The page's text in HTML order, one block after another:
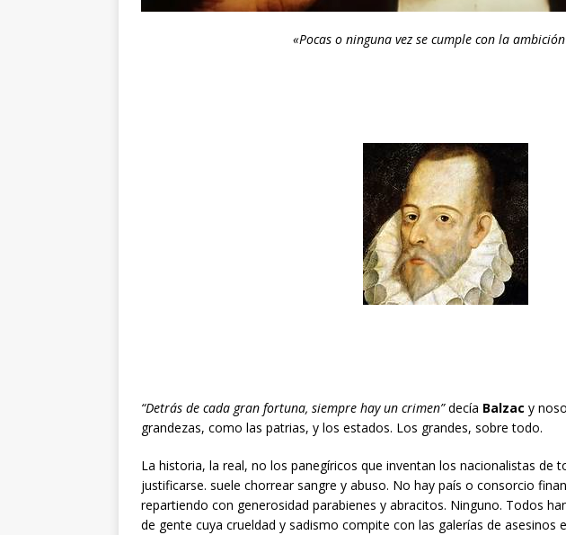
«Pocas o ninguna vez se cumple con la
“Detrás de cada gran fortuna, siempre hay un crimen”decía Balzac y
grandezas, como las patrias, y los estados. Los grandes, sobre todo.
La historia, la real, no los panegíricos que inventan los nacionalistas de
justificarse. suele chorrear sangre y abuso. No hay país o consorcio
repartiendo con generosidad parabienes y abracitos. Ninguno. Todos
de gente cuya crueldad y sadismo compite con las galerías de asesinos